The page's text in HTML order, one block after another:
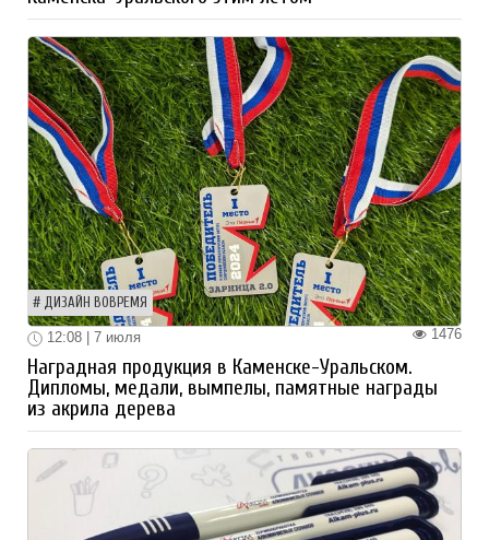
ДИЗАЙН ВОВРЕМЯ
1476
12:08 | 7 июля
Наградная продукция в Каменске-Уральском.
Дипломы, медали, вымпелы, памятные награды
из акрила дерева